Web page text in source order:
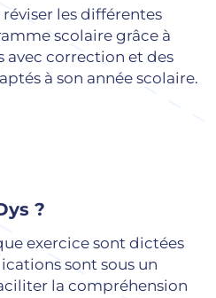
les différentes
scolaire grâce à
avec correction et des
à son année scolaire.
?
exercice sont dictées
sont sous un
la compréhension